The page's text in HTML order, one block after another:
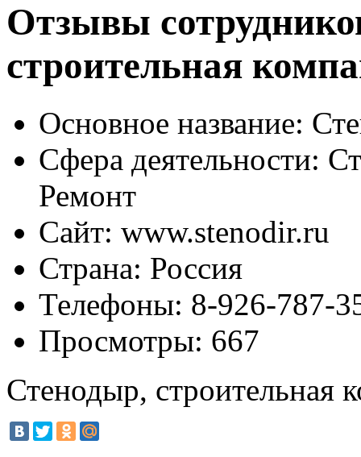
Отзывы
строительная
Основное название:
Сфера деятельности:
Ремонт
Сайт: www.stenodir.ru
Страна: Россия
Телефоны: 8-926-787-
Просмотры: 667
Стенодыр, строительная